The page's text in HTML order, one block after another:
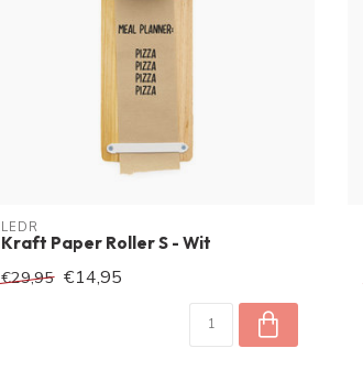
LEDR
Kraft Paper Roller S - Wit
€29,95 €14,95